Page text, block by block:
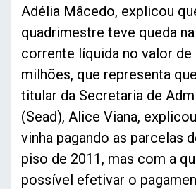
Adélia Mâcedo, explicou
quadrimestre teve queda
corrente líquida no valor de
milhões, que representa
titular da Secretaria de
(Sead), Alice Viana,
vinha pagando as parcelas
piso de 2011, mas com a
possível efetivar o